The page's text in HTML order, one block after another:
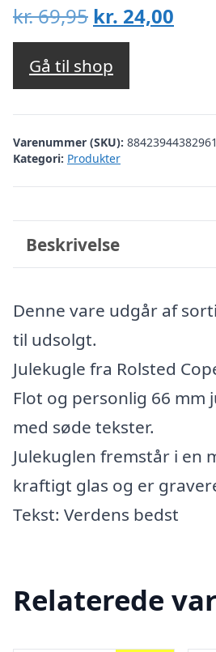
kr.69,95 Den
oprindelige
pris
var:
kr. 69,95.
kr. 24,00
kr.
Gå til shop
Varenummer (SKU):
Kategori: Produkter
Beskrivelse
Denne vare udgår af
til udsolgt.
Julekugle fra Rolsted
Flot og personlig 66 mm
med søde tekster.
Julekuglen fremstår i en
kraftigt glas og er
Tekst: Verdens bedst
Relaterede